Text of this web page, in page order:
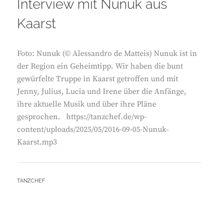
Interview mit Nunuk aus
Kaarst
Foto: Nunuk (© Alessandro de Matteis) Nunuk ist in
der Region ein Geheimtipp. Wir haben die bunt
gewürfelte Truppe in Kaarst getroffen und mit
Jenny, Julius, Lucia und Irene über die Anfänge,
ihre aktuelle Musik und über ihre Pläne
gesprochen. https://tanzchef.de/wp-
content/uploads/2025/05/2016-09-05-Nunuk-
Kaarst.mp3
BY
TANZCHEF